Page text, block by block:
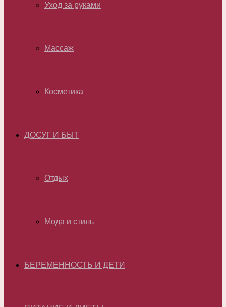
Уход за руками
Массаж
Косметика
ДОСУГ И БЫТ
Отдых
Мода и стиль
БЕРЕМЕННОСТЬ И ДЕТИ